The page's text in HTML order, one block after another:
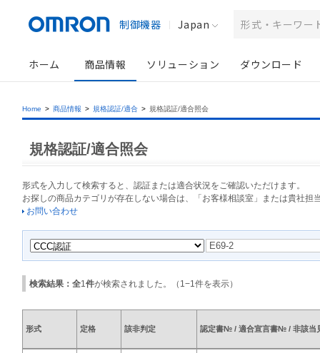
制御機器 Japan
ホーム 商品情報 ソリューション ダウンロード
Home > 商品情報 > 規格認証/適合 > 規格認証/適合照会
規格認証/適合照会
形式を入力して検索すると、認証または適合状況をご確認いただけます。
お探しの商品カテゴリが存在しない場合は、「お客様相談室」または貴社担
お問い合わせ
検索結果：全1 件が検索されました。（ 1 −1 件を表示）
形式 定格 該非判定 認定書№ / 適合宣言書№ / 非該当